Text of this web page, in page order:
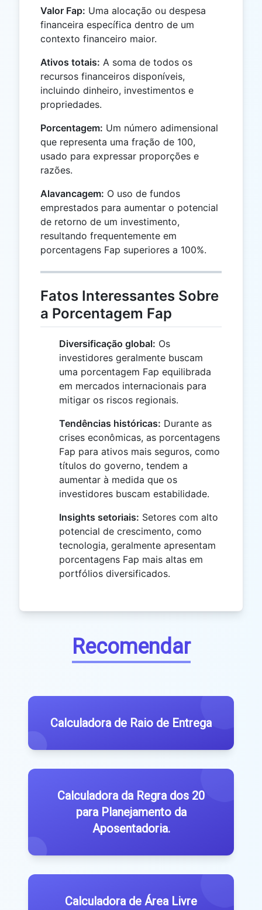
Valor Fap: Uma alocação ou despesa
financeira específica dentro de um
contexto financeiro maior.
Ativos totais: A soma de todos os
recursos financeiros disponíveis,
incluindo dinheiro, investimentos e
propriedades.
Porcentagem: Um número adimensional
que representa uma fração de 100,
usado para expressar proporções e
razões.
Alavancagem: O uso de fundos
emprestados para aumentar o potencial
de retorno de um investimento,
resultando frequentemente em
porcentagens Fap superiores a 100%.
Fatos Interessantes Sobre
a Porcentagem Fap
Diversificação global: Os
investidores geralmente buscam
uma porcentagem Fap equilibrada
em mercados internacionais para
mitigar os riscos regionais.
Tendências históricas: Durante as
crises econômicas, as porcentagens
Fap para ativos mais seguros, como
títulos do governo, tendem a
aumentar à medida que os
investidores buscam estabilidade.
Insights setoriais: Setores com alto
potencial de crescimento, como
tecnologia, geralmente apresentam
porcentagens Fap mais altas em
portfólios diversificados.
Recomendar
Calculadora de Raio de Entrega
Calculadora da Regra dos 20
para Planejamento da
Aposentadoria.
Calculadora de Área Livre